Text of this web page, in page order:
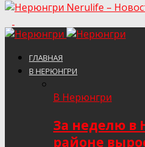
Nerulife –
ГЛАВНАЯ
В НЕРЮНГРИ
В Нерюнгри
За неделю в
районе